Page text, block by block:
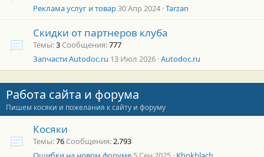
Реклама услуг и товар30 Апр 2024 Tarzan
Скидки от партнеров клуба
Темы 3 Сообщения 777
Запчасти Autodoc.ru 13 Июл 2026 Autodoc.ru
Работа сайта и форума
Пишем косяки и пожелания к сайту и форуму
Косяки
Темы 76 Сообщения 2.793